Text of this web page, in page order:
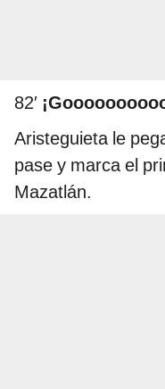
82′
Aristeguieta le
pase y marca el
Mazatlán.